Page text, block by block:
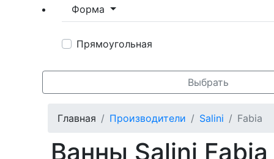
Форма
Прямоугольная
Выбрать
Главная Производители Salini Fabia
Ванны Salini Fabia